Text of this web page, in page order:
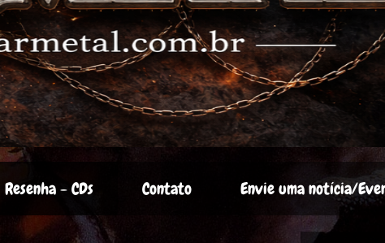
Resenha - CDs Contato Envie uma notícia/